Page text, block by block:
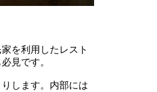
を利用したレスト
見です。
します。内部には